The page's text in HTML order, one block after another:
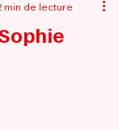
min de lecture